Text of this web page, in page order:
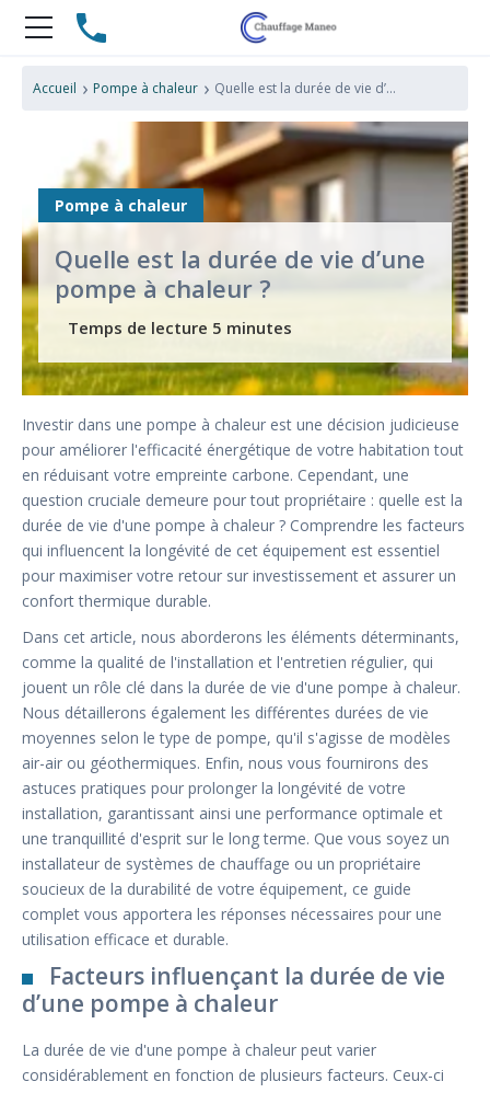
Pompe à chaleur
Quelle est la durée de vie d’une
pompe à chaleur ?
Accueil › Pompe à chaleur › Quelle est la durée de vie d’une pompe à chaleur ?
Investir dans une pompe à chaleur est une décision judicieuse
pour améliorer l'efficacité énergétique de votre habitation tout
en réduisant votre empreinte carbone. Cependant, une
question cruciale demeure pour tout propriétaire : quelle est la
durée de vie d'une pompe à chaleur ? Comprendre les facteurs
qui influencent la longévité de cet équipement est essentiel
pour maximiser votre retour sur investissement et assurer un
confort thermique durable.
Dans cet article, nous aborderons les éléments déterminants,
comme la qualité de l'installation et l'entretien régulier, qui
jouent un rôle clé dans la durée de vie d'une pompe à chaleur.
Nous détaillerons également les différentes durées de vie
moyennes selon le type de pompe, qu'il s'agisse de modèles
air-air ou géothermiques. Enfin, nous vous fournirons des
astuces pratiques pour prolonger la longévité de votre
installation, garantissant ainsi une performance optimale et
une tranquillité d'esprit sur le long terme. Que vous soyez un
installateur de systèmes de chauffage ou un propriétaire
soucieux de la durabilité de votre équipement, ce guide
complet vous apportera les réponses nécessaires pour une
utilisation efficace et durable.
Facteurs influençant la durée de vie
d’une pompe à chaleur
La durée de vie d'une pompe à chaleur peut varier
considérablement en fonction de plusieurs facteurs. Ceux-ci